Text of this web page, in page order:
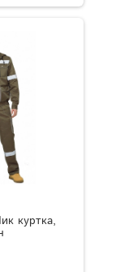
куртка,